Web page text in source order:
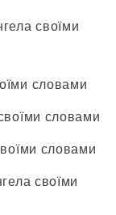
своїми
словами
словами
словами
своїми